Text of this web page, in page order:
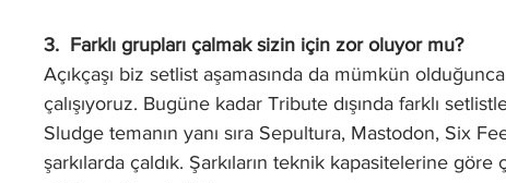
3.  Farklı grupları çalmak sizin için zor oluyor mu?
Açıkçaşı biz setlist aşamasında da mümkün
çalışıyoruz. Bugüne kadar Tribute dışında farklı
Sludge temanın yanı sıra Sepultura, Mastodon, Six
şarkılarda çaldık. Şarkıların teknik kapasitelerine